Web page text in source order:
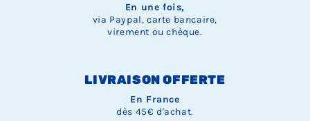
En une fois,
via Paypal, carte bancaire,
virement ou chèque.
LIVRAISON OFFERTE
En France
dès 45€ d'achat.